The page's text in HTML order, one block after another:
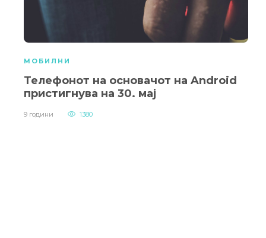
МОБИЛНИ
Телефонот на основачот на Android
пристигнува на 30. мај
9 години 1380